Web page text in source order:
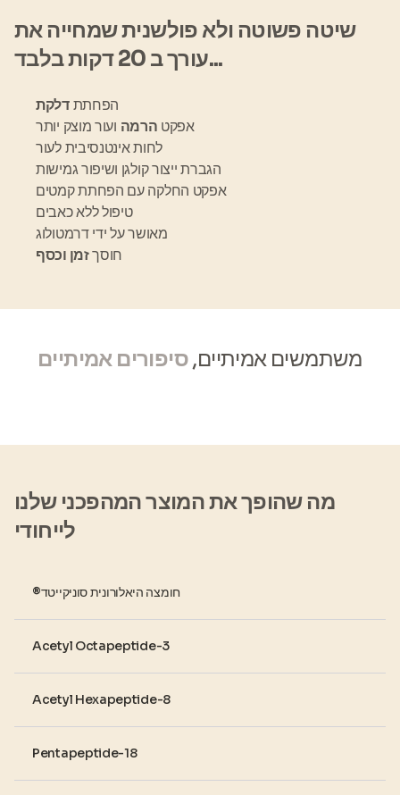
שיטה פשוטה ולא פולשנית שמחייה את
עורך ב 20 דקות בלבד...
הפחתתדלקת
אפקט הרמה ועור מוצק יותר
לחות אינטנסיבית לעור
הגברת ייצור קולגן ושיפור גמישות
אפקט החלקה עם הפחתת קמטים
טיפול ללא כאבים
מאושר על ידי דרמטולוג
חוסךזמן וכסף
משתמשים אמיתיים,סיפורים אמיתיים
מה שהופך את המוצר המהפכני שלנו
לייחודי
®חומצה היאלורונית סוניקייטד
Acetyl Octapeptide-3
Acetyl Hexapeptide-8
Pentapeptide-18